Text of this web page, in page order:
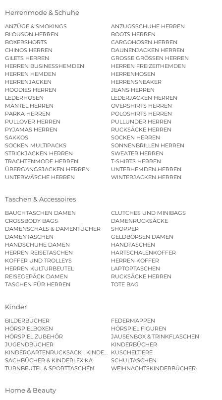
Herrenmode & Schuhe
ANZÜGE & SMOKINGS
ANZUGSSCHUHE HERREN
BLOUSON HERREN
BOOTS HERREN
BOXERSHORTS
CARGOHOSEN HERREN
CHINOS HERREN
DAUNENJACKEN HERREN
GILETS HERREN
GROSSE GRÖSSEN HERREN
HERREN BUSINESSHEMDEN
HERREN FREIZEITHEMDEN
HERREN HEMDEN
HERRENHOSEN
HERRENJACKEN
HERRENSNEAKER
HOODIES HERREN
JEANS HERREN
LEDERHOSEN
LEDERJACKEN HERREN
MÄNTEL HERREN
OVERSHIRTS HERREN
PARKA HERREN
POLOSHIRTS HERREN
PULLOVER HERREN
PULLUNDER HERREN
PYJAMAS HERREN
RUCKSÄCKE HERREN
SAKKOS
SOCKEN HERREN
SOCKEN MULTIPACKS
SONNENBRILLEN HERREN
STRICKJACKEN HERREN
SWEATER HERREN
TRACHTENMODE HERREN
T-SHIRTS HERREN
ÜBERGANGSJACKEN HERREN
UNTERHEMDEN HERREN
UNTERWÄSCHE HERREN
WINTERJACKEN HERREN
Taschen & Accessoires
BAUCHTASCHEN DAMEN
CLUTCHES UND MINIBAGS
CROSSBODY BAGS
DAMENRUCKSÄCKE
DAMENSCHALS & DAMENTÜCHER
SHOPPER
DAMENTASCHEN
GELDBÖRSEN DAMEN
HANDSCHUHE DAMEN
HANDTASCHEN
HERREN REISETASCHEN
HARTSCHALENKOFFER
KOFFER UND TROLLEYS
HERREN KOFFER
HERREN KULTURBEUTEL
LAPTOPTASCHEN
REISEGEPÄCK DAMEN
RUCKSÄCKE HERREN
TASCHEN FÜR HERREN
TOTE BAG
Kinder
BILDERBÜCHER
FEDERMAPPEN
HÖRSPIELBOXEN
HÖRSPIEL FIGUREN
HÖRSPIEL ZUBEHÖR
JAUSENBOX & TRINKFLASCHEN
JUGENDBÜCHER
KINDERBÜCHER
KINDERGARTENRUCKSACK | KINDERGARTENBEUTEL
KUSCHELTIERE
SACHBÜCHER & KINDERLEXIKA
SCHULTASCHEN
TURNBEUTEL & SPORTTASCHEN
WEIHNACHTSKINDERBÜCHER
Home & Beauty